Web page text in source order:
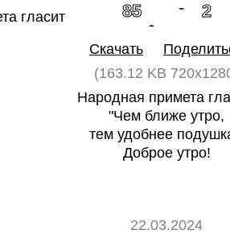
85 2
Скачать
(163.12 KB
Народная примета
"Чем ближе утро,
тем удобнее
Доброе утро!
22.03.2024